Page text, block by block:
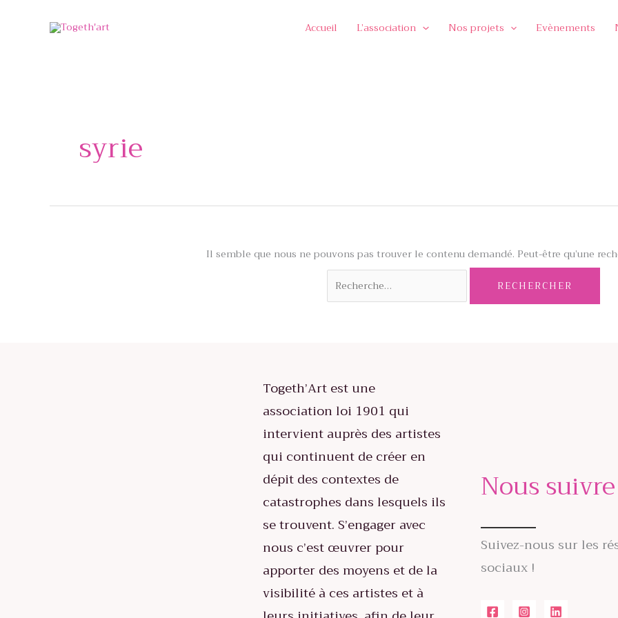
Accueil L’association Nos projets Evènements
syrie
Il semble que nous ne pouvons pas trouver le contenu demandé. Peut-être qu’une
Rechercher :
Togeth’Art est une
association loi 1901 qui
intervient auprès des artistes
qui continuent de créer en
dépit des contextes de
catastrophes dans lesquels ils
se trouvent. S’engager avec
nous c’est œuvrer pour
apporter des moyens et de la
visibilité à ces artistes et à
Nous suivre
Suivez-nous sur les
sociaux !